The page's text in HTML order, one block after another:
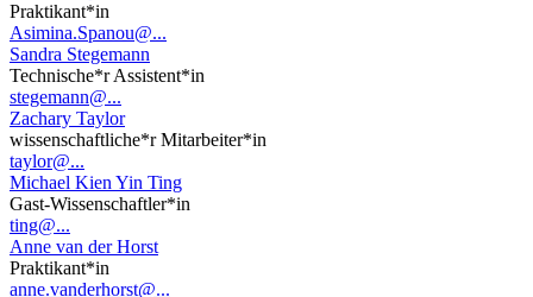
Praktikant*in
Asimina.Spanou@...
Sandra Stegemann
Technische*r Assistent*in
stegemann@...
Zachary Taylor
wissenschaftliche*r Mitarbeiter*in
taylor@...
Michael Kien Yin Ting
Gast-Wissenschaftler*in
ting@...
Anne van der Horst
Praktikant*in
anne.vanderhorst@...